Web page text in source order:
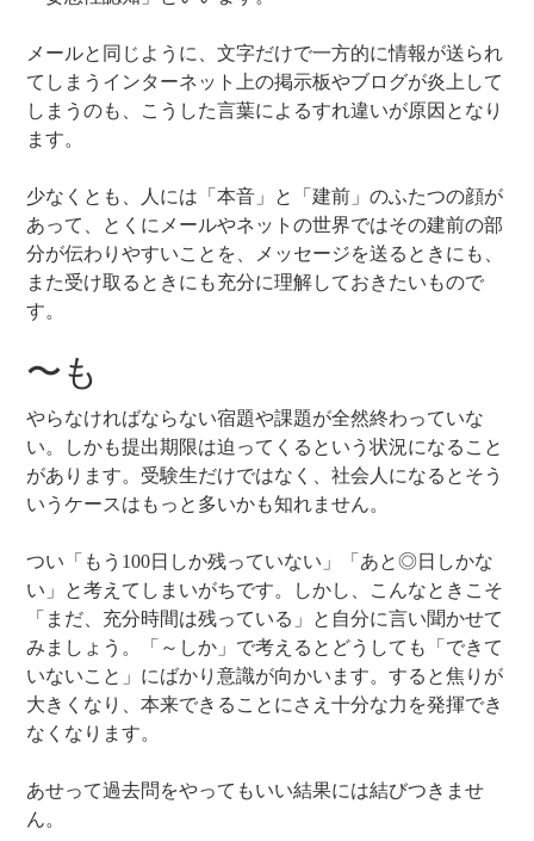
メールと同じように、文字だけで一方的に情報が送られ
てしまうインターネット上の掲示板やブログが炎上して
しまうのも、こうした言葉によるすれ違いが原因となり
ます。
少なくとも、人には「本音」と「建前」のふたつの顔が
あって、とくにメールやネットの世界ではその建前の部
分が伝わりやすいことを、メッセージを送るときにも、
また受け取るときにも充分に理解しておきたいもので
す。
〜も
やらなければならない宿題や課題が全然終わっていな
い。しかも提出期限は迫ってくるという状況になること
があります。受験生だけではなく、社会人になるとそう
いうケースはもっと多いかも知れません。
つい「もう100日しか残っていない」「あと◎日しかな
い」と考えてしまいがちです。しかし、こんなときこそ
「まだ、充分時間は残っている」と自分に言い聞かせて
みましょう。「～しか」で考えるとどうしても「できて
いないこと」にばかり意識が向かいます。すると焦りが
大きくなり、本来できることにさえ十分な力を発揮でき
なくなります。
あせって過去問をやってもいい結果には結びつきませ
ん。